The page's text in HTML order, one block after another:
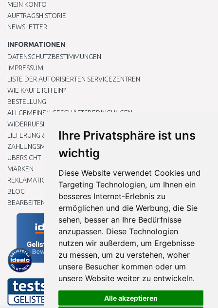
Ihre Privatsphäre ist uns
wichtig
Diese Website verwendet Cookies und
Targeting Technologien, um Ihnen ein
besseres Internet-Erlebnis zu
ermöglichen und die Werbung, die Sie
sehen, besser an Ihre Bedürfnisse
anzupassen. Diese Technologien
nutzen wir außerdem, um Ergebnisse
zu messen, um zu verstehen, woher
unsere Besucher kommen oder um
unsere Website weiter zu entwickeln.
Alle akzeptieren
MEIN KONTO
AUFTRAGSHISTORIE
NEWSLETTER
INFORMATIONEN
DATENSCHUTZBESTIMMUNGEN
IMPRESSUM
LISTE DER AUTORISIERTEN SERVICEZENTREN
WIE KAUFE ICH EIN?
BESTELLUNG
ALLGEMEINEN GESCHÄFTSBEDINGUNGEN
WIDERRUFSRECHT
LIEFERUNG & ZAHLUNG
ZAHLUNGSMETHODEN
ÜBERSICHT
MARKEN
REKLAMATIONEN UND RETOUREN
BLOG
BEARBEITEN SIE MEINE COOKIE-EINSTELLUNGEN